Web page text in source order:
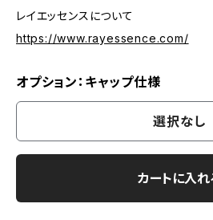
レイエッセンスについて
https://www.rayessence.com/
オプション：キャップ仕様
選択なし
カートに入れ